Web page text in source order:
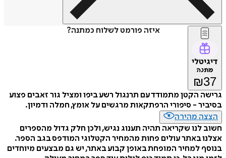
איזה פורמט לשלוח כמתנה?
דיגיטלי
מתנה
₪37
גרישה הקטן מתמודד עם תרנגול רשע ביפו ומציל גור זאבים פצוע
בסיביר - סיפורי הרפתקאות מרגשים על אומץ, חמלה ודמיון.
הצצה מהירה
חשוב לנו שקריאה תהיה תענוג נגיש, ולכן חלק גדול מהספרים
אצלנו באתר עולים פחות מהמחיר הקטלוגי המודפס בגב הספר.
בנוסף למחיר המופחת באופן קבוע באתר, יש גם מבצעים מיוחדים